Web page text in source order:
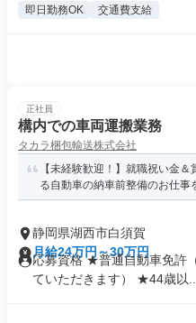
即日勤務OK 交通費支給
正社員
構内での車両運搬業務
タカラ梱包輸送株式会社
【未経験歓迎！】就職祝い金
る自動車の納車前整備のお仕事
静岡県湖西市白須賀
月給24万円～30万円
応募資格 ★普通自動車免許
ていただきます） ★44歳以...